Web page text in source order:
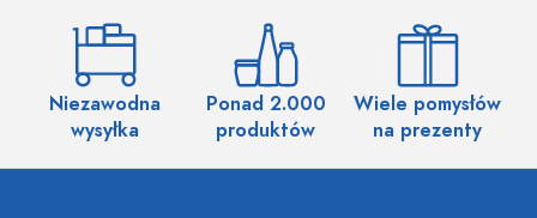
Niezawodna
wysyłka
Ponad 2.000
produktów
Wiele pomysłów
na prezenty